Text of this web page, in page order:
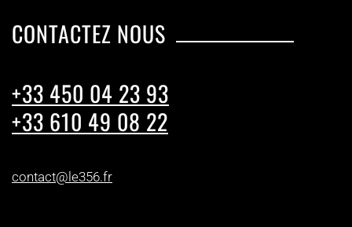
CONTACTEZ NOUS
+33 450 04 23 93
+33 610 49 08 22
contact@le356.fr